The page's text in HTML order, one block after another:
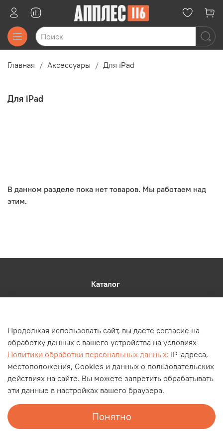
Главная Аксессуары Для iPad
Для iPad
В данном разделе пока нет товаров. Мы работаем над
этим.
Каталог
О компании
Оплата и доставка
Личный кабинет
Блог
Документы
Продолжая использовать сайт, вы даете согласие на
обработку данных с вашего устройства на условиях
Политики обработки персональных данных: IP-адреса,
местоположения, Cookies и данных о пользовательских
действиях на сайте. Вы можете запретить обрабатывать
эти данные в настройках вашего браузера.
Понятно